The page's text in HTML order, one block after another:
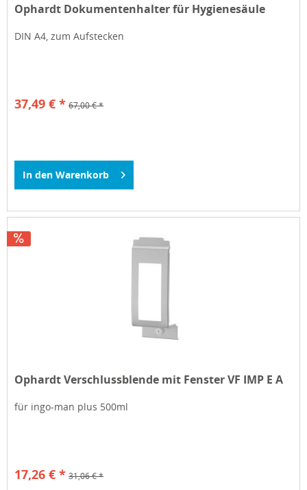
Ophardt Dokumentenhalter für Hygienesäule
DIN A4, zum Aufstecken
37,49 € * 67,00 € *
In den Warenkorb
Ophardt Verschlussblende mit Fenster VF IMP E A
für ingo-man plus 500ml
17,26 € * 31,06 € *